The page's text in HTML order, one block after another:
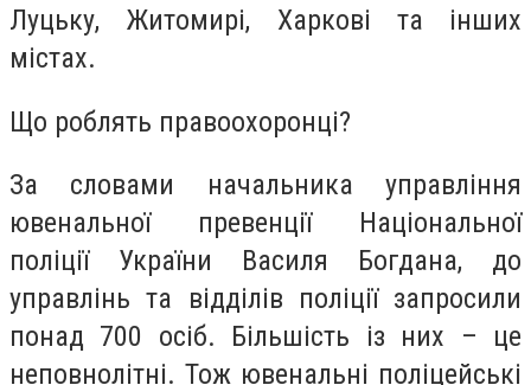
Луцьку, Житомирі, Харкові та інших
містах.
Що роблять правоохоронці?
За словами начальника управління
ювенальної превенції Національної
поліції України Василя Богдана, до
управлінь та відділів поліції запросили
понад 700 осіб. Більшість із них – це
неповнолітні. Тож ювенальні поліцейські